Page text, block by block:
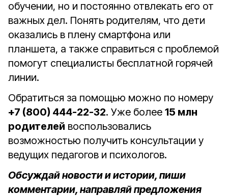
обучении, но и постоянно отвлекать его от
важных дел. Понять родителям, что дети
оказались в плену смартфона или
планшета, а также справиться с проблемой
помогут специалисты бесплатной горячей
линии.
Обратиться за помощью можно по номеру
+7 (800) 444-22-32. Уже более 15 млн
родителей воспользовались
возможностью получить консультации у
ведущих педагогов и психологов.
Обсуждай новости и истории, пиши
комментарии, направляй предложения